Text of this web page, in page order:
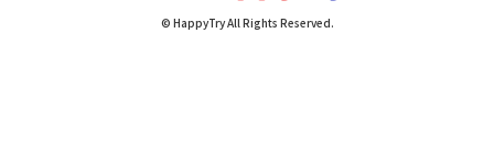
© HappyTry All Rights Reserved.